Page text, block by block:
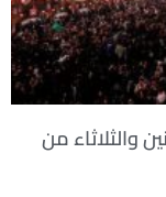
والثلاثاء من